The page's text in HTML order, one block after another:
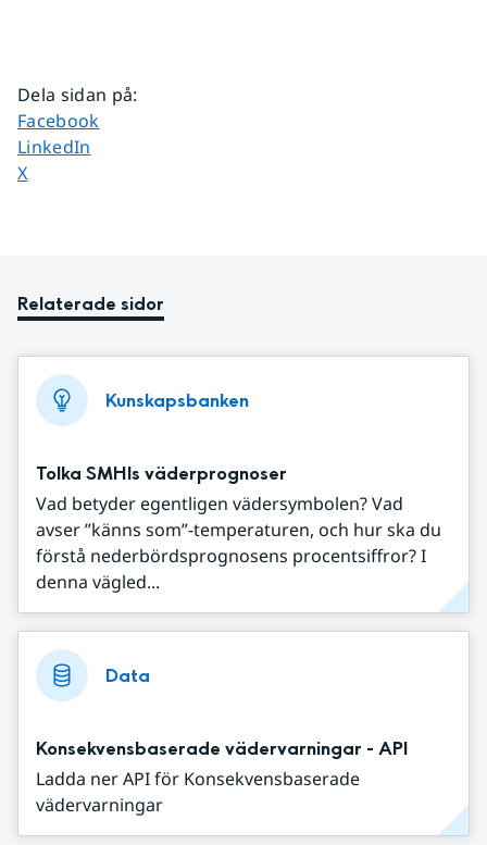
Dela sidan på:
Dela sidan på
Facebook
Dela sidan på
LinkedIn
Dela sidan på
X
Relaterade sidor
Kunskapsbanken
Tolka SMHIs väderprognoser
Vad betyder egentligen vädersymbolen? Vad
avser ”känns som”-temperaturen, och hur ska du
förstå nederbördsprognosens procentsiffror? I
denna vägled...
Data
Konsekvensbaserade vädervarningar - API
Ladda ner API för Konsekvensbaserade
vädervarningar